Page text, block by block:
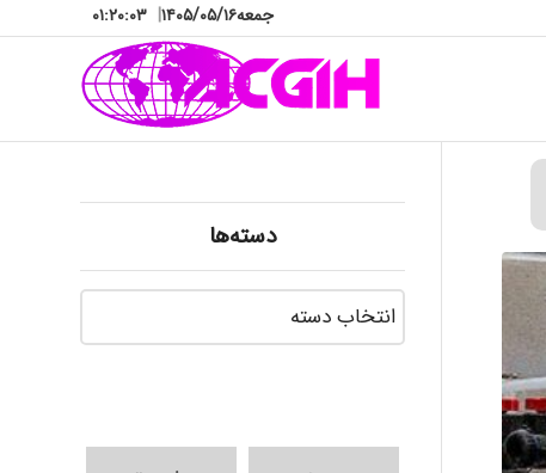
جمعه۱۴۰۵/۰۵/۱۶| ۰۱:۲۰:۰۵
دسته‌ها
دسته‌ها